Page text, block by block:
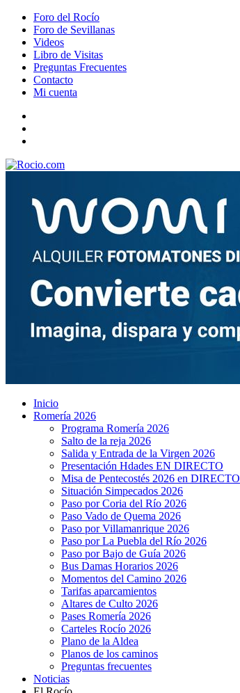
Foro del Rocío
Foro de Sevillanas
Videos
Libro de Visitas
Preguntas Frecuentes
Contacto
Mi cuenta
Inicio
Romería 2026
Programa Romería 2026
Salto de la reja 2026
Salida y Entrada de la Virgen 2026
Presentación Hdades EN DIRECTO
Misa de Pentecostés 2026 en DIRECTO
Situación Simpecados 2026
Paso por Coria del Río 2026
Paso Vado de Quema 2026
Paso por Villamanrique 2026
Paso por La Puebla del Río 2026
Paso por Bajo de Guía 2026
Bus Damas Horarios 2026
Momentos del Camino 2026
Tarifas aparcamientos
Altares de Culto 2026
Pases Romería 2026
Carteles Rocío 2026
Plano de la Aldea
Planos de los caminos
Preguntas frecuentes
Noticias